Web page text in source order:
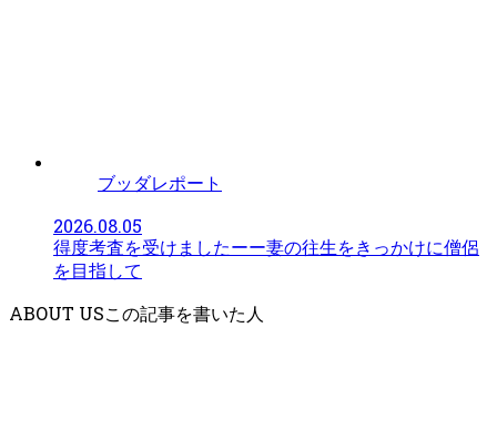
ブッダレポート
2026.08.05
得度考査を受けましたーー妻の往生をきっかけに僧侶
を目指して
ABOUT US